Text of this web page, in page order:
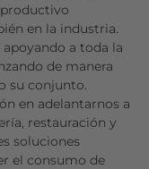
en la industria.
a toda la
de manera
su conjunto.
en adelantarnos a
restauración y
soluciones
el consumo de